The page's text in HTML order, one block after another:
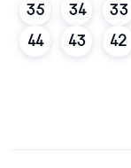
33
34
35
42
43
44